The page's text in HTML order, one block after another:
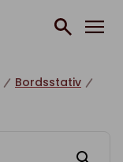
Bordsstativ